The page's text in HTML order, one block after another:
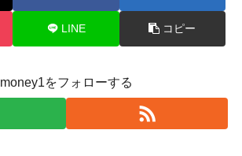
LINE コピー
money1をフォローする